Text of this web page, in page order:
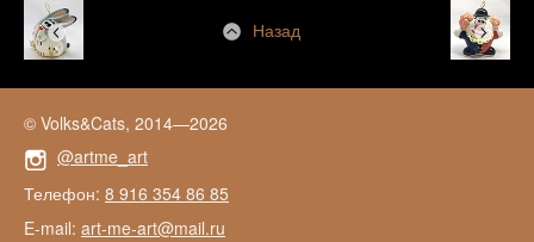
Назад
© Volks&Cats, 2014—2026
@artme_art
Телефон: 8 916 354 86 85
E-mail: art-me-art@mail.ru